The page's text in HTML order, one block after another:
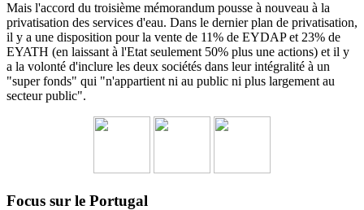
Mais l'accord du troisième mémorandum pousse à nouveau à la
privatisation des services d'eau. Dans le dernier plan de privatisation,
il y a une disposition pour la vente de 11% de EYDAP et 23% de
EYATH (en laissant à l'Etat seulement 50% plus une actions) et il y
a la volonté d'inclure les deux sociétés dans leur intégralité à un
"super fonds" qui "n'appartient ni au public ni plus largement au
secteur public".
Focus sur le Portugal